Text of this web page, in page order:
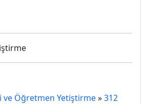
ve Öğretmen Yetiştirme»312